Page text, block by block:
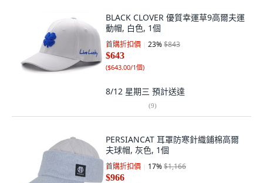
BLACK CLOVER 優質幸運草9高爾夫運
動帽, 白色, 1個
首購折扣價 23%$843
$643
($643.00/1個)
8/12 星期三 預計送達
(9)
PERSIANCAT 耳罩防寒針織鋪棉高爾
夫球帽, 灰色, 1個
首購折扣價 17%$1,166
$966